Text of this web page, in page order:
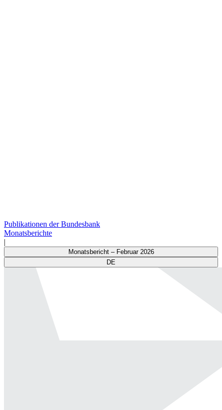
Publikationen der Bundesbank
Monatsberichte
|
Monatsbericht – Februar 2026
DE